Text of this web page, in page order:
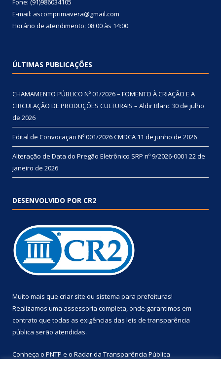
E-mail: ascomprimavera@gmail.com
Horário de atendimento: 08:00 às 14:00
ÚLTIMAS PUBLICAÇÕES
CHAMAMENTO PÚBLICO Nº 01/2026 – FOMENTO À CRIAÇÃO E A
CIRCULAÇÃO DE PRODUÇÕES CULTURAIS – Aldir Blanc30 de julho
de 2026
Edital de Convocação Nº 001/2026 CMDCA 11 de junho de 2026
Alteração de Data do Pregão Eletrônico SRP nº 9/2026-0001 22 de
janeiro de 2026
DESENVOLVIDO POR CR2
Muito mais que criar site ou sistema para prefeituras!
Realizamos uma assessoria completa, onde garantimos em
contrato que todas as exigências das leis de transparência
pública serão atendidas.
Conheça o PNTP e o Radar da Transparência Pública